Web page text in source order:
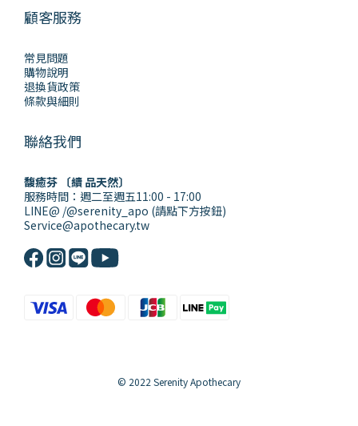
顧客服務
常見問題
購物說明
退換貨政策
條款與細則
聯絡我們
馥癒芬 〔續 品天然〕
服務時間：週二至週五11:00 - 17:00
LINE@ /@serenity_apo (請點下方按鈕)
Service@apothecary.tw
© 2022 Serenity Apothecary